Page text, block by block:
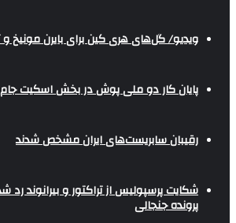
ویدیو/ گل‌های هری‌ کین برای بایرن مونیخ
پایان کار دو ملی پوش در بخش اسکیت جام
رقیبان سابریست‌های ایران مشخص شدند
شکایت پرسپولیس از تراکتور و بیرانوند
پرونده جنجالی